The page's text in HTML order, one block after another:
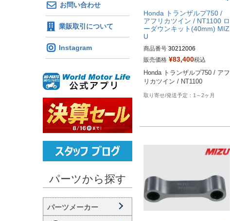
お問い合わせ
業販取引について
Instagram
パーツから探す
Honda トランザルプ750 /
アフリカツイン / NT1100 ロ
ーダウンキット(40mm) MIZ
U
商品番号 30212006
販売価格 ¥83,400税込
Honda トランザルプ750 / アフ
リカツイン / NT1100
1～2ヶ月